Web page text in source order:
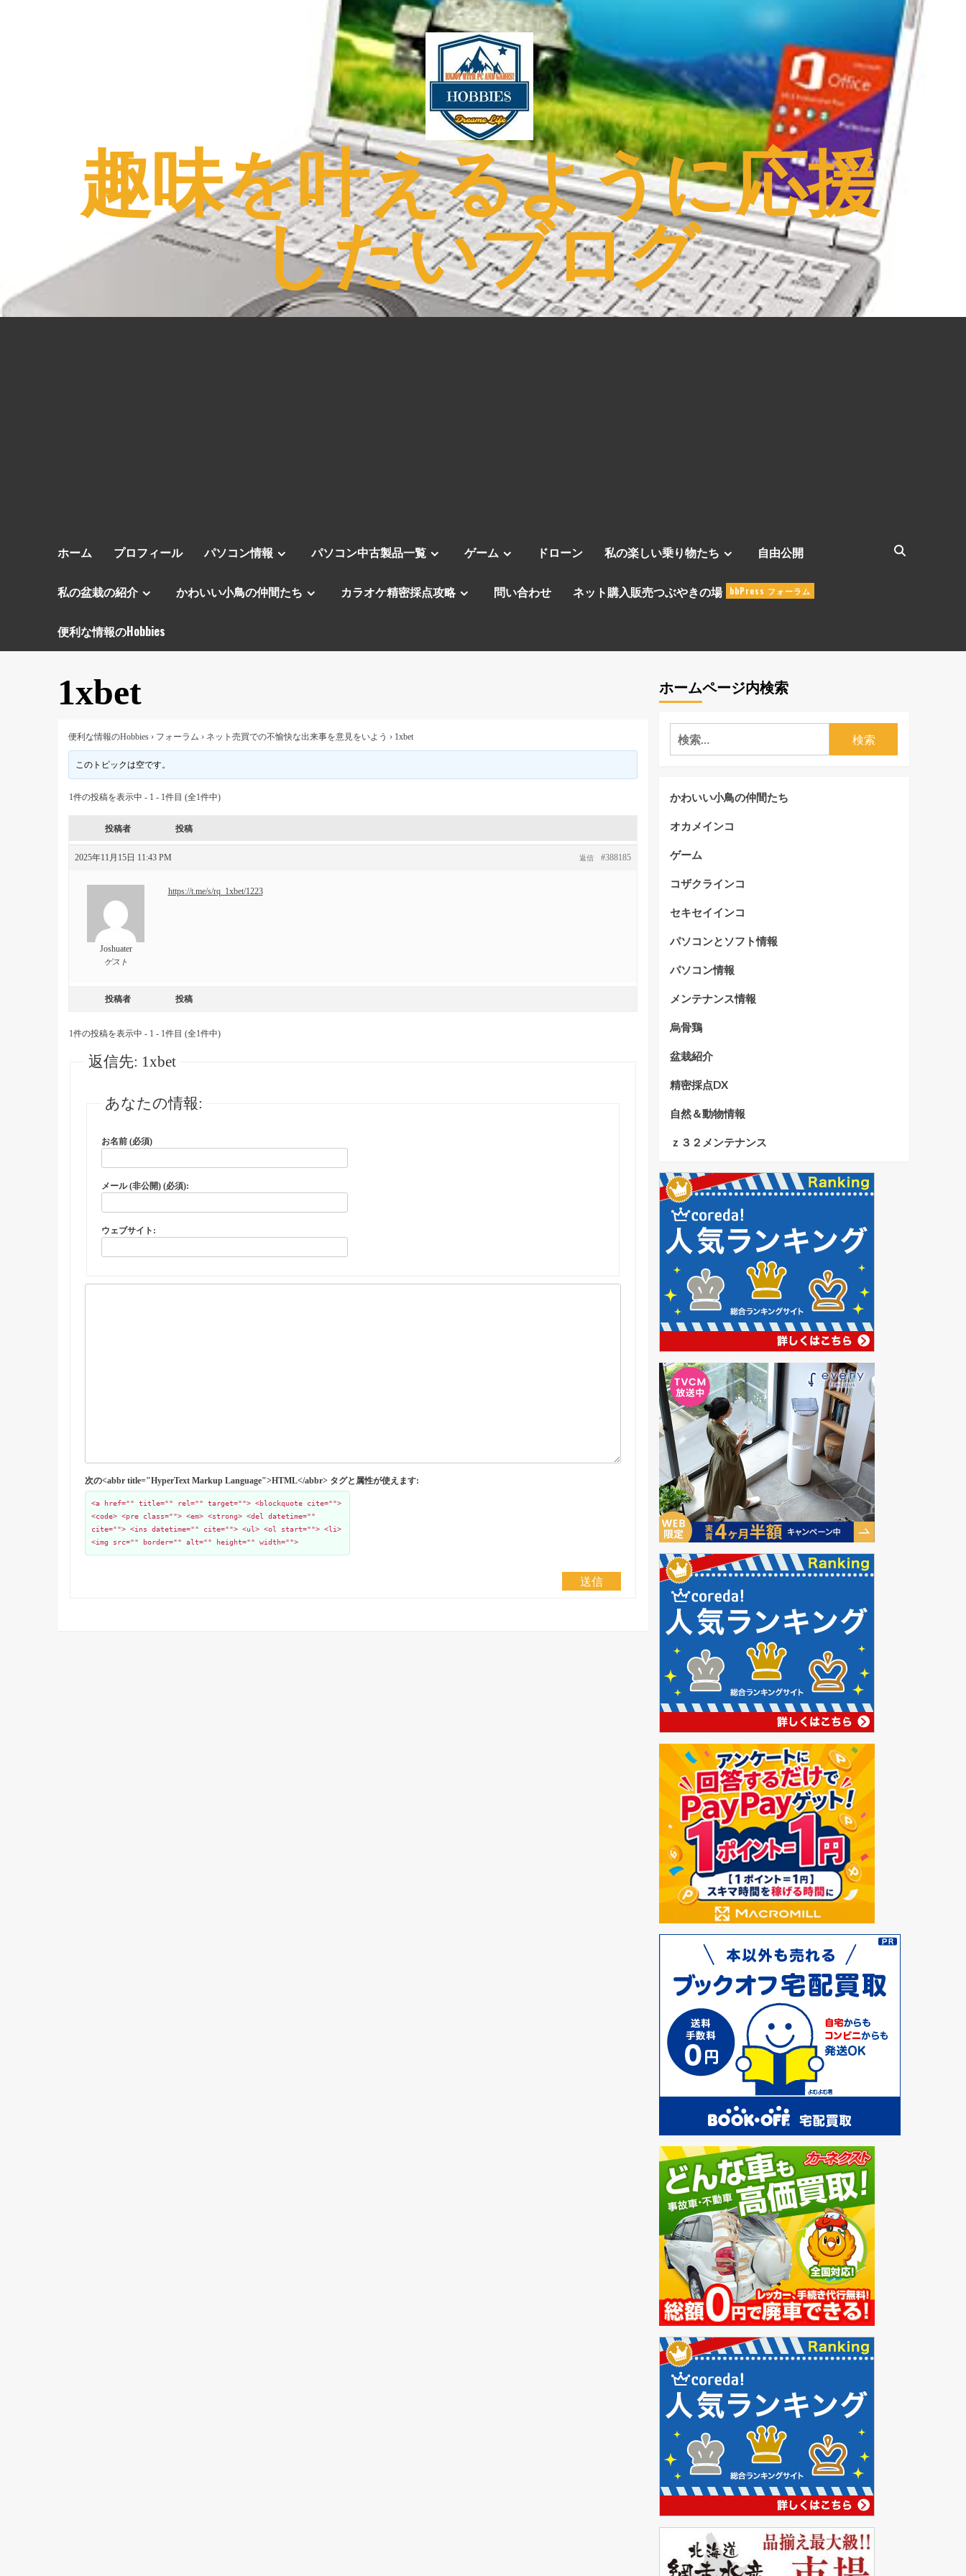
趣味を叶えるように応援
したいブログ
ホーム プロフィール パソコン情報 パソコン中古製品一覧 ゲーム ドローン 私の楽しい乗り物たち 自由公開
私の盆栽の紹介 かわいい小鳥の仲間たち カラオケ精密採点攻略 問い合わせ ネット購入販売つぶやきの場 bbPress フォーラム
便利な情報のHobbies
1xbet
便利な情報のHobbies › フォーラム › ネット売買での不愉快な出来事を意見をいよう › 1xbet
このトピックは空です。
1件の投稿を表示中 - 1 - 1件目 (全1件中)
投稿者 投稿
2025年11月15日 11:43 PM #388185
返信
Joshuater
ゲスト
https://t.me/s/rq_1xbet/1223
投稿者 投稿
1件の投稿を表示中 - 1 - 1件目 (全1件中)
返信先: 1xbet
あなたの情報:
お名前 (必須)
メール (非公開) (必須):
ウェブサイト:
次の<abbr title="HyperText Markup Language">HTML</abbr> タグと属性が使えます:
<a href="" title="" rel="" target=""> <blockquote cite="">
<code> <pre class=""> <em> <strong> <del datetime=""
cite=""> <ins datetime="" cite=""> <ul> <ol start=""> <li>
<img src="" border="" alt="" height="" width="">
送信
ホームページ内検索
検
索:
かわいい小鳥の仲間たち
オカメインコ
ゲーム
コザクラインコ
セキセイインコ
パソコンとソフト情報
パソコン情報
メンテナンス情報
烏骨鶏
盆栽紹介
精密採点DX
自然＆動物情報
ｚ３２メンテナンス